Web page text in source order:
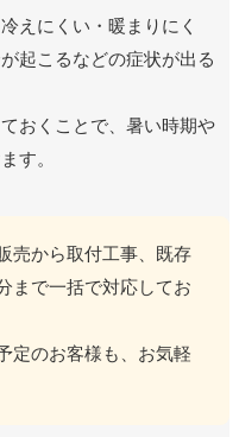
えにくい・暖まりにく
起こるなどの症状が出る
おくことで、暑い時期や
す。
売から取付工事、既存
まで一括で対応してお
定のお客様も、お気軽